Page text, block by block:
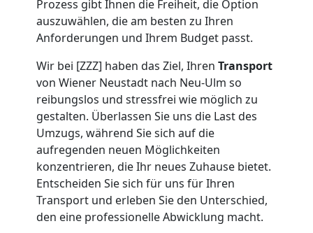
Prozess gibt Ihnen die Freiheit, die Option
auszuwählen, die am besten zu Ihren
Anforderungen und Ihrem Budget passt.
Wir bei [ZZZ] haben das Ziel, Ihren Transport
von Wiener Neustadt nach Neu-Ulm so
reibungslos und stressfrei wie möglich zu
gestalten. Überlassen Sie uns die Last des
Umzugs, während Sie sich auf die
aufregenden neuen Möglichkeiten
konzentrieren, die Ihr neues Zuhause bietet.
Entscheiden Sie sich für uns für Ihren
Transport und erleben Sie den Unterschied,
den eine professionelle Abwicklung macht.
Beiladung
Wiener
Neustadt
Mini
Umzug
Wiener